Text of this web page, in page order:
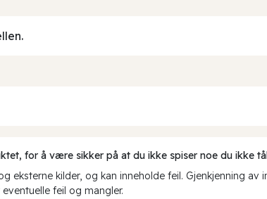
for å være sikker på at du ikke spiser noe du ikke
eksterne kilder, og kan inneholde feil. Gjenkjenning
feil og mangler.